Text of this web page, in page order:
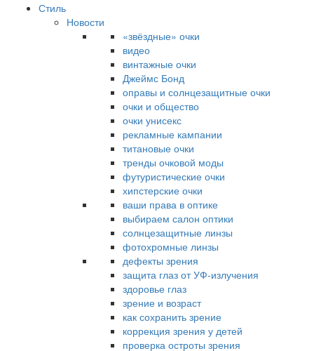
Стиль
Новости
«звёздные» очки
видео
винтажные очки
Джеймс Бонд
оправы и солнцезащитные очки
очки и общество
очки унисекс
рекламные кампании
титановые очки
тренды очковой моды
футуристические очки
хипстерские очки
ваши права в оптике
выбираем салон оптики
солнцезащитные линзы
фотохромные линзы
дефекты зрения
защита глаз от УФ-излучения
здоровье глаз
зрение и возраст
как сохранить зрение
коррекция зрения у детей
проверка остроты зрения